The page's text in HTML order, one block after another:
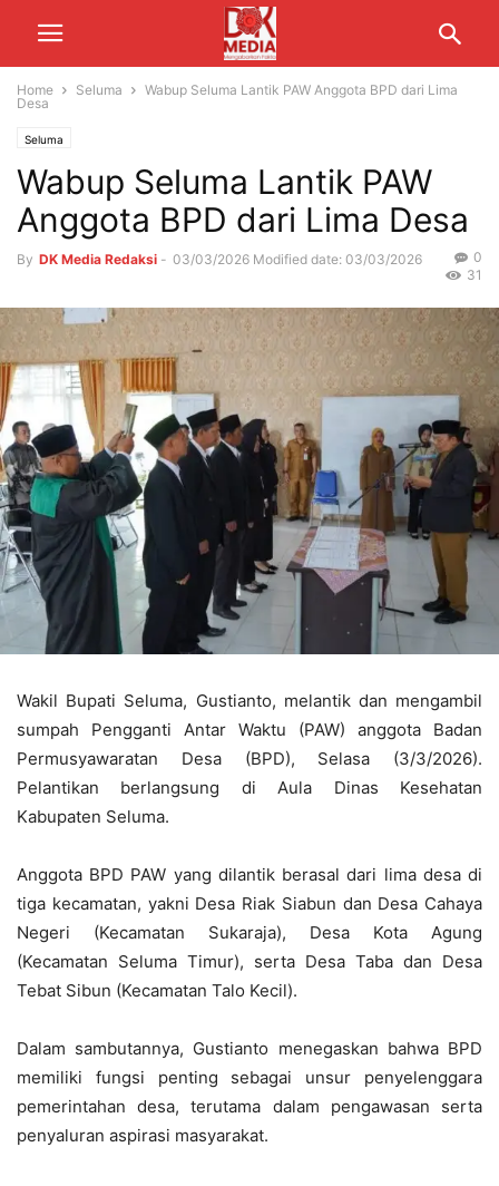
Home Seluma
Wabup Seluma Lantik PAW Anggota BPD dari Lima
Desa
Seluma
Wabup Seluma Lantik PAW
Anggota BPD dari Lima Desa
By DK Media Redaksi - 03/03/2026 Modified date: 03/03/2026
0
31
Wakil Bupati Seluma, Gustianto, melantik dan mengambil
sumpah Pengganti Antar Waktu (PAW) anggota Badan
Permusyawaratan Desa (BPD), Selasa (3/3/2026).
Pelantikan berlangsung di Aula Dinas Kesehatan
Kabupaten Seluma.
Anggota BPD PAW yang dilantik berasal dari lima desa di
tiga kecamatan, yakni Desa Riak Siabun dan Desa Cahaya
Negeri (Kecamatan Sukaraja), Desa Kota Agung
(Kecamatan Seluma Timur), serta Desa Taba dan Desa
Tebat Sibun (Kecamatan Talo Kecil).
Dalam sambutannya, Gustianto menegaskan bahwa BPD
memiliki fungsi penting sebagai unsur penyelenggara
pemerintahan desa, terutama dalam pengawasan serta
penyaluran aspirasi masyarakat.